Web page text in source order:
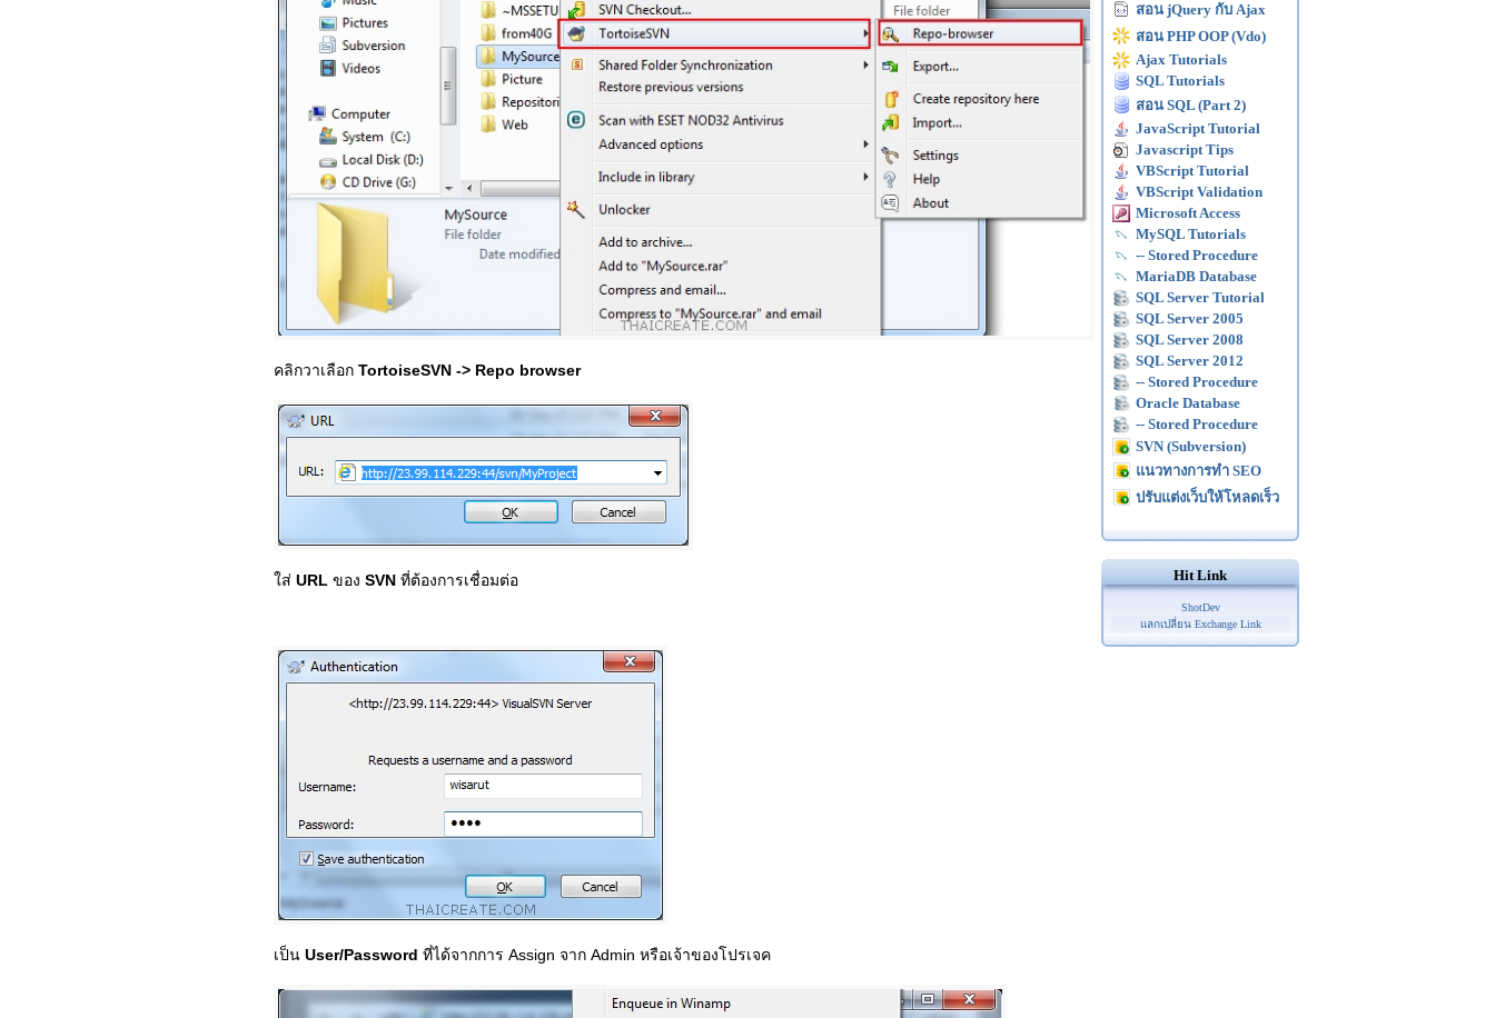
คลิกวาเลือก TortoiseSVN -> Repo browser
ใส่ URL ของ SVN ที่ต้องการเชื่อมต่อ
เป็น User/Password ที่ได้จากการ Assign จาก Admin หรือเจ้าของโปรเจค
สอน jQuery กับ Ajax
สอน PHP OOP (Vdo)
Ajax Tutorials
SQL Tutorials
สอน SQL (Part 2)
JavaScript Tutorial
Javascript Tips
VBScript Tutorial
VBScript Validation
Microsoft Access
MySQL Tutorials
-- Stored Procedure
MariaDB Database
SQL Server Tutorial
SQL Server 2005
SQL Server 2008
SQL Server 2012
-- Stored Procedure
Oracle Database
-- Stored Procedure
SVN (Subversion)
แนวทางการทำ SEO
ปรับแต่งเว็บให้โหลดเร็ว
Hit Link
ShotDev
แลกเปลี่ยน Exchange Link